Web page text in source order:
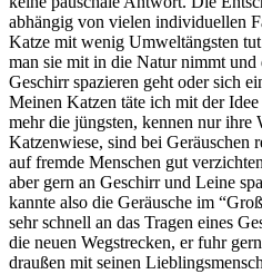
abhängig von vielen individuellen
Katze mit wenig Umweltängsten
man sie mit in die Natur nimmt
Geschirr spazieren geht oder sich
Meinen Katzen täte ich mit der
mehr die jüngsten, kennen nur
Katzenwiese, sind bei Geräuschen
auf fremde Menschen gut
aber gern an Geschirr und Leine
kannte also die Geräusche im
sehr schnell an das Tragen eines
die neuen Wegstrecken, er fuhr
draußen mit seinen